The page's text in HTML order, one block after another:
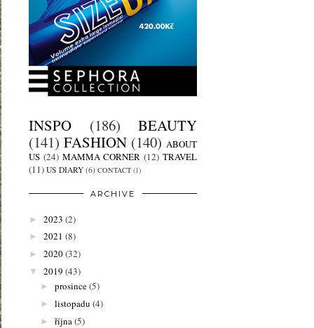
INSPO (186)
BEAUTY
(141) FASHION (140) ABOUT
US (24) MAMMA CORNER (12) TRAVEL
(11) US DIARY (6) CONTACT (1)
ARCHIVE
► 2023 (2)
► 2021 (8)
► 2020(32)
▼ 2019 (43)
► prosince(5)
► listopadu (4)
► října(5)